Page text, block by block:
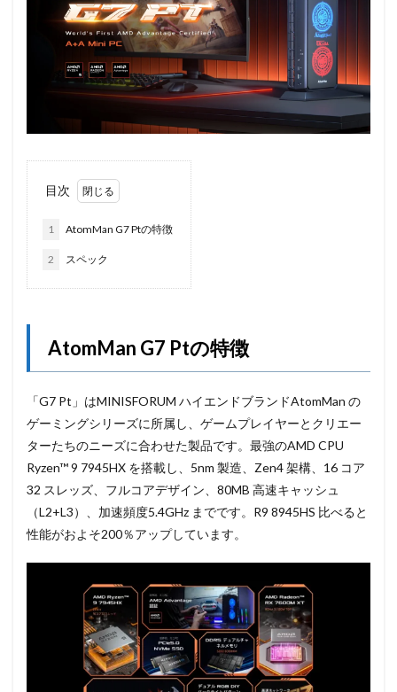
目次
1 AtomMan G7 Ptの特徴
2 スペック
AtomMan G7 Ptの特徴
「G7 Pt」はMINISFORUM ハイエンドブランドAtomMan の
ゲーミングシリーズに所属し、ゲームプレイヤーとクリエー
ターたちのニーズに合わせた製品です。最強のAMD CPU
Ryzen™ 9 7945HX を搭載し、5nm 製造、Zen4 架構、16 コア
32 スレッズ、フルコアデザイン、80MB 高速キャッシュ
（L2+L3）、加速頻度5.4GHz までです。R9 8945HS 比べると
性能がおよそ200％アップしています。